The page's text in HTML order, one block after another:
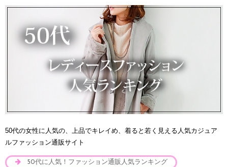
50代の女性に人気の、上品でキレイめ、着ると若く見える人気カジュア
ルファッション通販サイト
50代に人気！ファッション通販人気ランキング